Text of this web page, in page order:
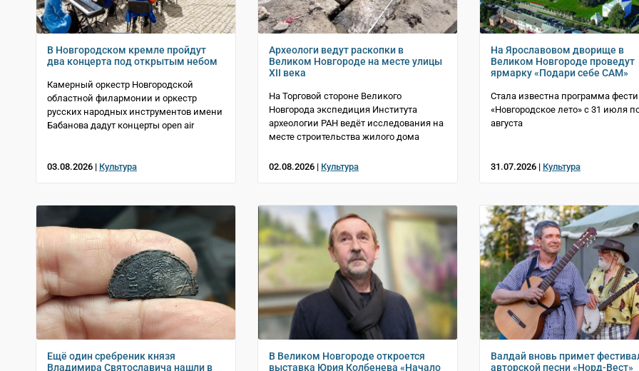
В Новгородском кремле пройдут
два концерта под открытым небом
Камерный оркестр Новгородской
областной филармонии и оркестр
русских народных инструментов имени
Бабанова дадут концерты open air
03.08.2026 | Культура
Археологи ведут раскопки в
Великом Новгороде на месте улицы
XII века
На Торговой стороне Великого
Новгорода экспедиция Института
археологии РАН ведёт исследования на
месте строительства жилого дома
02.08.2026 | Культура
На Ярославовом дворище в
Великом Новгороде проведут
ярмарку «Подари себе САМ»
Стала известна программа
«Новгородское лето» с 31 июля
августа
31.07.2026 | Культура
Ещё один сребреник князя
Владимира Святославича нашли в
В Великом Новгороде откроется
выставка Юрия Колбенева «Начало
Валдай вновь примет
авторской песни «Норд-Вест»